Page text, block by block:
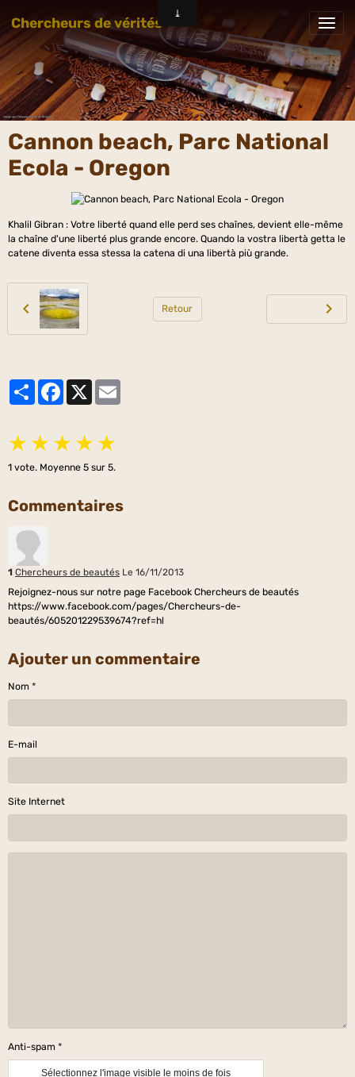
Chercheurs de vérités
Cannon beach, Parc National
Ecola - Oregon
Khalil Gibran : Votre liberté quand elle perd ses chaînes, devient elle-même
la chaîne d'une liberté plus grande encore. Quando la vostra libertà getta le
catene diventa essa stessa la catena di una libertà più grande.
Retour
PartagerFacebook
★ ★ ★ ★ ★
1 vote. Moyenne 5 sur 5.
Commentaires
1 Chercheurs de beautés Le 16/11/2013
Rejoignez-nous sur notre page Facebook Chercheurs de beautés
https://www.facebook.com/pages/Chercheurs-de-
beautés/605201229539674?ref=hl
Ajouter un commentaire
Nom
E-mail
Site Internet
Anti-spam
Sélectionnez l'image visible le moins de fois